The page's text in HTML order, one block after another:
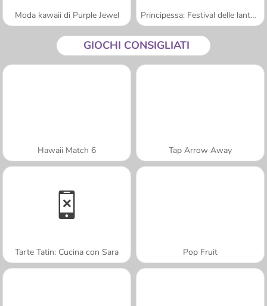
Moda kawaii di Purple Jewel Principessa: Festival delle lanterne
GIOCHI CONSIGLIATI
Hawaii Match 6 Tap Arrow Away
Tarte Tatin: Cucina con Sara Pop Fruit